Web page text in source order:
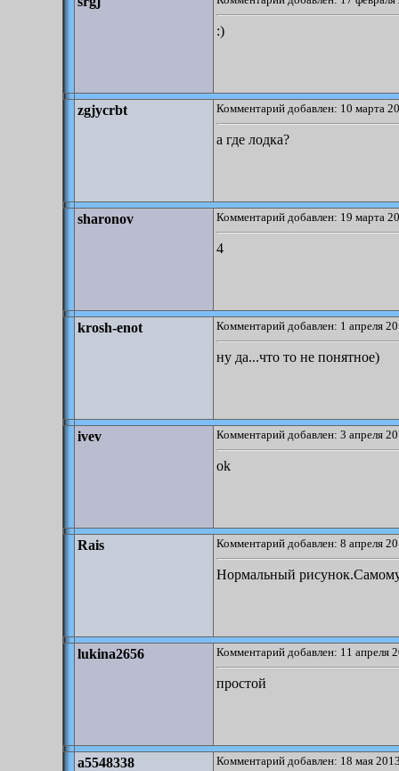
:)
zgjycrbt Комментарий добавлен: 10 марта
а где лодка?
sharonov Комментарий добавлен: 19 марта
4
krosh-enot Комментарий добавлен: 1 апреля
ну да...что то не понятное)
ivev Комментарий добавлен: 3 апреля
ok
Rais Комментарий добавлен: 8 апреля
Нормальный рисунок.Самому
lukina2656 Комментарий добавлен: 11 апреля
простой
a5548338 Комментарий добавлен: 18 мая